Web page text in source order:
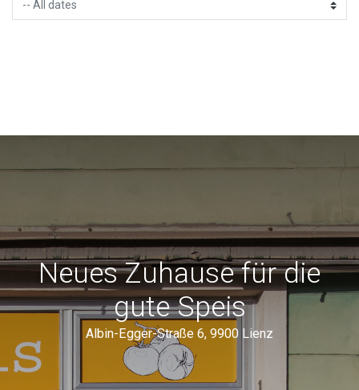
Neues Zuhause für die
gute Speis
Albin-Egger-Straße 6, 9900 Lienz